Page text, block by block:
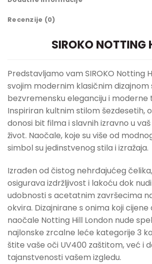
Recenzije (0)
SIROKO NOTTING
Predstavljamo vam SIROKO Notting
svojim modernim klasičnim dizajnom
bezvremensku eleganciju i moderne
Inspiriran kultnim stilom šezdesetih,
donosi bit filma i slavnih izravno u
život. Naočale, koje su više od
simbol su jedinstvenog stila i izražaja.
Izrađen od čistog nehrđajućeg
osigurava izdržljivost i lakoću dok
udobnosti s acetatnim završecima
okvira. Dizajnirane s onima koji
naočale Notting Hill London nude
najlonske zrcalne leće kategorije 3
štite vaše oči UV400 zaštitom, već i
tajanstvenosti vašem izgledu.